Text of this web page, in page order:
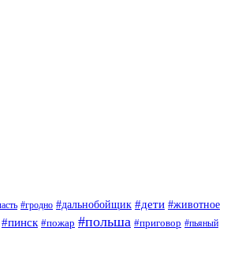
#гродно #дальнобойщик #дети #животное
#пинск #пожар #польша #приговор #пьяный